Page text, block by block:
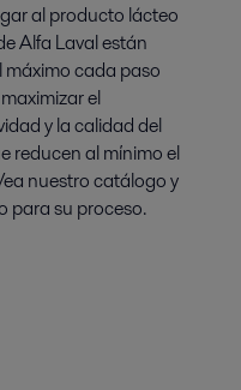
al producto lácteo
Alfa Laval están
cada paso
el
y la calidad del
reducen al mínimo el
nuestro catálogo y
para su proceso.